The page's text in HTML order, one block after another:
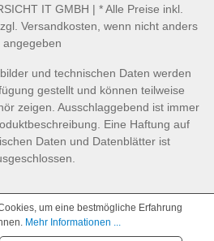
IT GMBH | * Alle Preise inkl.
Versandkosten, wenn nicht anders
angegeben
und technischen Daten werden
gestellt und können teilweise
zeigen. Ausschlaggebend ist immer
Eine Haftung auf
Daten und Datenblätter ist
um eine bestmögliche Erfahrung
Mehr Informationen ...